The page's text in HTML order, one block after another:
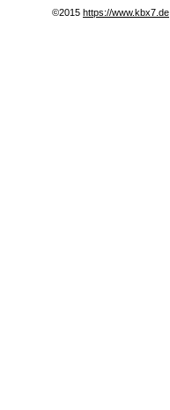
©2015 https://www.kbx7.de